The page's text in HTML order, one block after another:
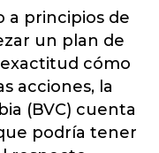
a principios de
un plan de
cómo
acciones, la
(BVC) cuenta
podría tener